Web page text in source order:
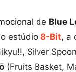
de Blue
estúdio 8-Bit, a
Silver
(Fruits Basket,